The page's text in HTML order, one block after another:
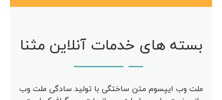
بسته های خدمات آنلاین مثنا
ملت وب ایپسوم متن ساختگی با تولید سادگی ملت وب